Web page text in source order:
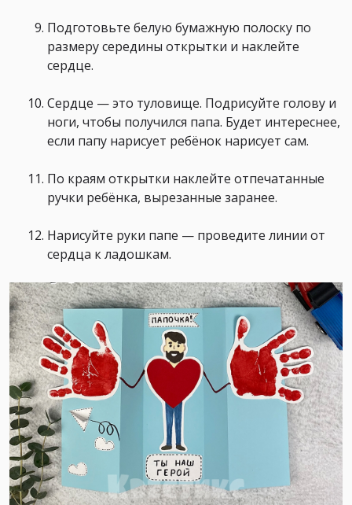
Подготовьте белую бумажную полоску по
размеру середины открытки и наклейте
сердце. ⠀
Сердце — это туловище. Подрисуйте голову и
ноги, чтобы получился папа. Будет интереснее,
если папу нарисует ребёнок нарисует сам.
По краям открытки наклейте отпечатанные
ручки ребёнка, вырезанные заранее.
Нарисуйте руки папе — проведите линии от
сердца к ладошкам.⠀